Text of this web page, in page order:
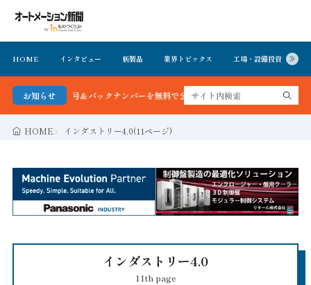
HOME インタビュー 新製品 業界トピックス 工場・設備投資
お知らせ
＆バックナンバーを無料で公開中 詳細はこちら
HOME インダストリー4.0(11ページ)
インダストリー4.0
11th page